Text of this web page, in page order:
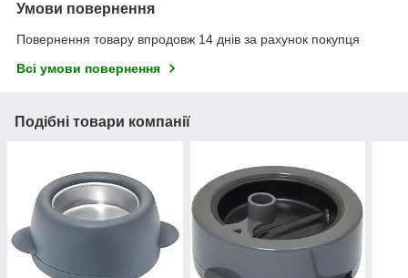
Умови повернення
Повернення товару впродовж 14 днів за рахунок покупця
Всі умови повернення
Подібні товари компанії